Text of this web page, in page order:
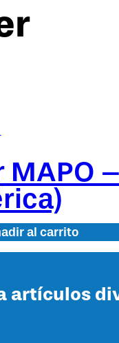
MAPO
al carrito
artículos